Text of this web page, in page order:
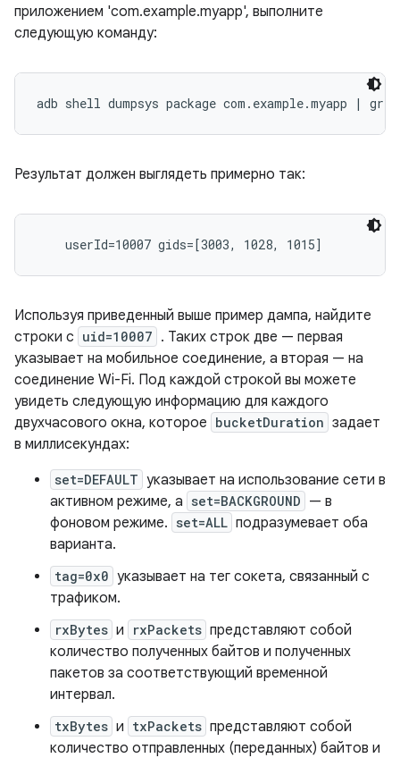
приложением 'com.example.myapp', выполните
следующую команду:
Результат должен выглядеть примерно так:
Используя приведенный выше пример дампа, найдите
строки с uid=10007 . Таких строк две — первая
указывает на мобильное соединение, а вторая — на
соединение Wi-Fi. Под каждой строкой вы можете
увидеть следующую информацию для каждого
двухчасового окна, которое bucketDuration задает
в миллисекундах:
set=DEFAULT указывает на использование сети в
активном режиме, а set=BACKGROUND — в
фоновом режиме. set=ALL подразумевает оба
варианта.
tag=0x0 указывает на тег сокета, связанный с
трафиком.
rxBytes и rxPackets представляют собой
количество полученных байтов и полученных
пакетов за соответствующий временной
интервал.
txBytes и txPackets представляют собой
количество отправленных (переданных) байтов и